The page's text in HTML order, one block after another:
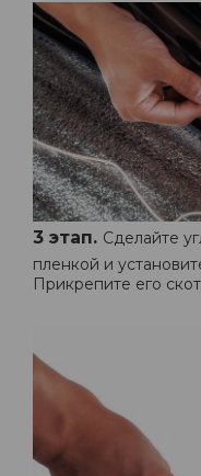
3 этап. Сделайте
пленкой и
Прикрепите его